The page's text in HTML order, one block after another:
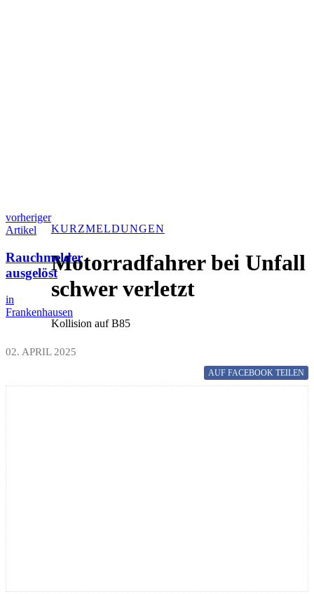
vorheriger
Artikel
Rauchmelder
ausgelöst
in
Frankenhausen
KURZMELDUNGEN
Motorradfahrer bei Unfall
schwer verletzt
Kollision auf B85
02. APRIL 2025
AUF FACEBOOK TEILEN